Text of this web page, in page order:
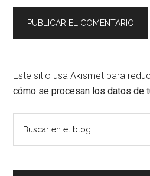
Este sitio usa Akismet para
cómo se procesan los datos de
Barra
lateral
principal